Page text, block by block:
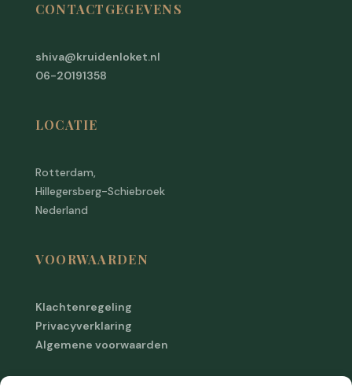
CONTACTGEGEVENS
shiva@kruidenloket.nl
06-20191358
LOCATIE
Rotterdam,
Hillegersberg-Schiebroek
Nederland
VOORWAARDEN
Klachtenregeling
Privacyverklaring
Algemene voorwaarden